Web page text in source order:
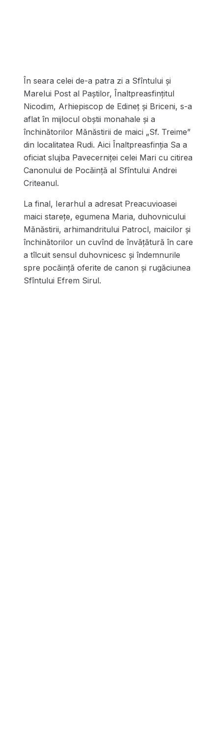
În seara celei de-a patra zi a Sfîntului și
Marelui Post al Paștilor, Înaltpreasfințitul
Nicodim, Arhiepiscop de Edineț și Briceni, s-a
aflat în mijlocul obștii monahale și a
închinătorilor Mănăstirii de maici „Sf. Treime”
din localitatea Rudi. Aici Înaltpreasfinția Sa a
oficiat slujba Pavecerniței celei Mari cu citirea
Canonului de Pocăință al Sfîntului Andrei
Criteanul.
La final, Ierarhul a adresat Preacuvioasei
maici starețe, egumena Maria, duhovnicului
Mănăstirii, arhimandritului Patrocl, maicilor și
închinătorilor un cuvînd de învățătură în care
a tîlcuit sensul duhovnicesc și îndemnurile
spre pocăință oferite de canon și rugăciunea
Sfîntului Efrem Sirul.